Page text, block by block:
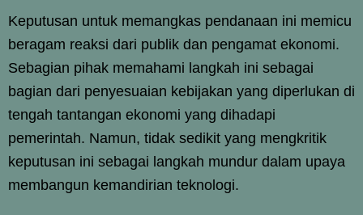
Keputusan untuk memangkas pendanaan ini memicu
beragam reaksi dari publik dan pengamat ekonomi.
Sebagian pihak memahami langkah ini sebagai
bagian dari penyesuaian kebijakan yang diperlukan di
tengah tantangan ekonomi yang dihadapi
pemerintah. Namun, tidak sedikit yang mengkritik
keputusan ini sebagai langkah mundur dalam upaya
membangun kemandirian teknologi.